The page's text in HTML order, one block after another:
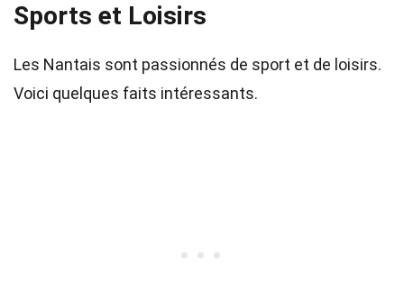
Sports et Loisirs
Les Nantais sont passionnés de sport et de loisirs.
Voici quelques faits intéressants.